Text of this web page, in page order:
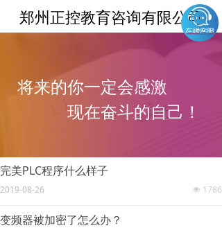
将来的你一定会感激
现在奋斗的自己 ！
郑州正控教育咨询有限公司
完美PLC程序什么样子
넶 1786
2019-08-26
变频器被加密了怎么办？